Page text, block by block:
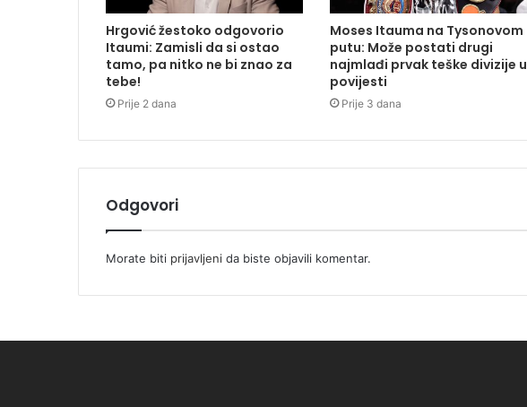
Hrgović žestoko odgovorio
Itaumi: Zamisli da si ostao
tamo, pa nitko ne bi znao za
tebe!
Prije 2 dana
Moses Itauma na Tysonovom
putu: Može postati drugi
najmlađi prvak teške divizije u
povijesti
Prije 3 dana
Odgovori
Morate biti prijavljeni da biste objavili komentar.